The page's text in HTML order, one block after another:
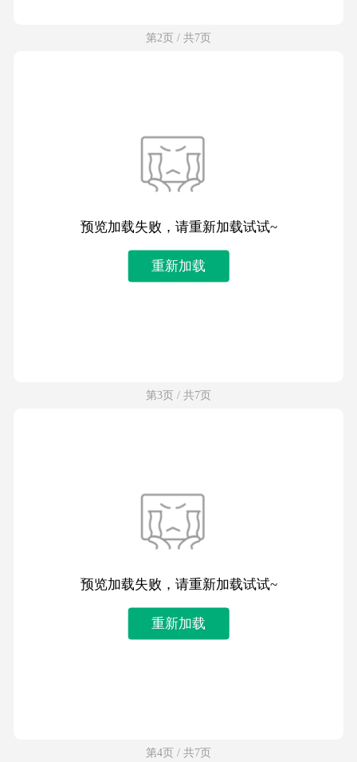
第2页 / 共7页
预览加载失败，请重新加载试试~
重新加载
第3页 / 共7页
预览加载失败，请重新加载试试~
重新加载
第4页 / 共7页